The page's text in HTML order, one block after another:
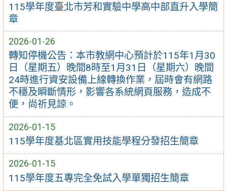
115學年度臺北市芳和實驗中學高中部直升入學簡
章
2026-01-26
轉知停機公告：本市教網中心預計於115年1月30
日（星期五）晚間8時至1月31日（星期六）晚間
24時進行資安設備上線轉換作業，屆時會有網路
不穩及瞬斷情形，影響各系統網頁服務，造成不
便，尚祈見諒。
2026-01-15
115學年度基北區實用技能學程分發招生簡章
2026-01-15
115學年度五專完全免試入學單獨招生簡章